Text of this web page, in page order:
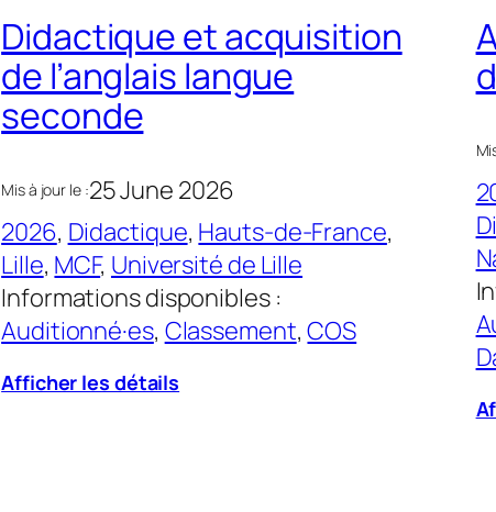
Didactique et acquisition
de l’anglais langue
seconde
Mis à jour le :25 June 2026
2026, Didactique, Hauts-de-France
Lille, MCF, Université de Lille
Informations disponibles :
Auditionné·es, Classement, COS
Afficher les détails